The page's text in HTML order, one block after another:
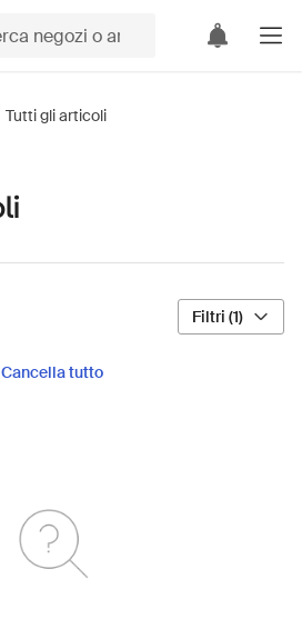
Tutti gli articoli
Filtri (1)
Cancella tutto